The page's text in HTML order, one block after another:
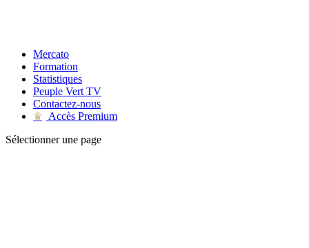
Mercato
Formation
Statistiques
Peuple Vert TV
Contactez-nous
♛
Accès Premium
Sélectionner une page